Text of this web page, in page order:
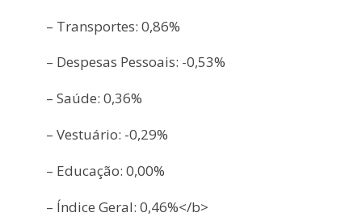
– Transportes: 0,86%
– Despesas Pessoais: -0,53%
– Saúde: 0,36%
– Vestuário: -0,29%
– Educação: 0,00%
– Índice Geral: 0,46%</b>